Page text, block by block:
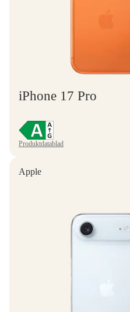
iPhone 17 Pro
Produktdatablad
Apple